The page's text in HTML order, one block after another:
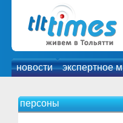
новости экспертное
персоны